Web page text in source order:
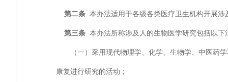
第二条 本办法适用于各级各类医疗卫生机构开展
第三条 本办法所称涉及人的生物医学研究包括以下
（一）采用现代物理学、化学、生物学、中医药学
康复进行研究的活动；